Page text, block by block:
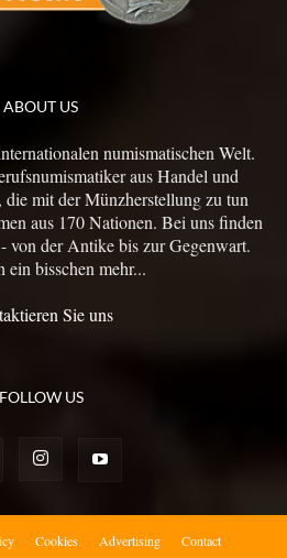
ABOUT US
numismatischen Welt.
aus Handel und
die mit der Münzherstellung zu tun
aus 170 Nationen. Bei uns finden
von der Antike bis zur Gegenwart.
ein bisschen mehr...
Sie uns
FOLLOW US
Cookies Advertising Contact